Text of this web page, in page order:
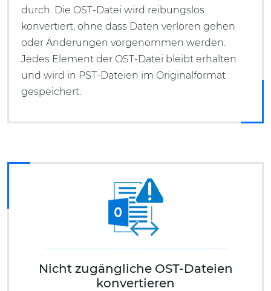
durch. Die OST-Datei wird reibungslos
konvertiert, ohne dass Daten verloren gehen
oder Änderungen vorgenommen werden.
Jedes Element der OST-Datei bleibt erhalten
und wird in PST-Dateien im Originalformat
gespeichert.
Nicht zugängliche OST-Dateien
konvertieren